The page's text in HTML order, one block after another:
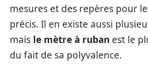
mesures et des repères pour
précis. Il en existe aussi
mais le mètre à ruban est le
du fait de sa polyvalence.